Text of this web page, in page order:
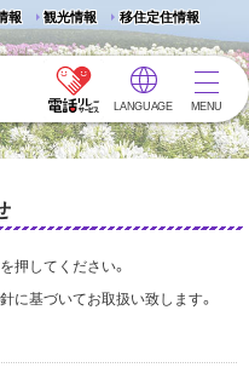
報 観光情報
移住定住情報
LANGUAGE MENU
押してください。
に基づいてお取扱い致します。